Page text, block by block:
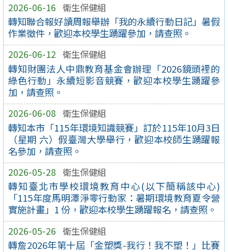
2026-06-16 衛生保健組
轉知聯合報好讀周報舉辦「我的永續行動日記」暑假
作業徵件，歡迎本校學生踴躍參加，請查照。
2026-06-12 衛生保健組
轉知財團法人中鼎教育基金會辦理「2026鏡頭裡的
綠色行動」永續短影音競賽，歡迎本校學生踴躍參
加，請查照。
2026-06-08 衛生保健組
轉知本市「115年環境知識競賽」訂於115年10月3日
（星期 六）假臺灣大學舉行，歡迎本校師生踴躍報
名參加，請查照。
2026-05-28 衛生保健組
轉知臺北市學校環境教育中心(以下簡稱該中心)
「115年度馬明潭淨零行動家：暑期環境教育夏令營
實施計畫」1 份，歡迎本校學生踴躍報名，請查照。
2026-05-26 衛生保健組
轉詹2026年第十屆「金塑獎-我行！我不塑！」比賽